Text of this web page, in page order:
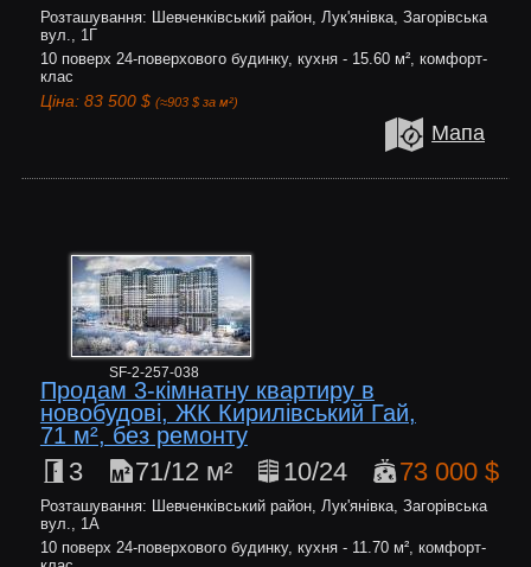
Розташування: Шевченківський район, Лук'янівка, Загорівська
вул., 1Г
10 поверх 24-поверхового будинку, кухня - 15.60 м², комфорт-
клас
Ціна: 83 500 $ (≈903 $ за м²)
Мапа
SF-2-257-038
Продам 3-кімнатну квартиру в
новобудові, ЖК Кирилівський Гай,
71 м², без ремонту
3 71/12 м² 10/24 73 000 $
Розташування: Шевченківський район, Лук'янівка, Загорівська
вул., 1А
10 поверх 24-поверхового будинку, кухня - 11.70 м², комфорт-